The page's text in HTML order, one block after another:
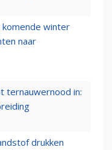
komende winter
naar
ternauwernood in:
drukken